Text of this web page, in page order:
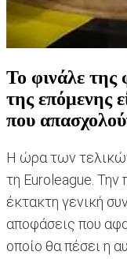
Το φινάλε της
της επόμενης
που
H ώρα των
τη Euroleague. Την
έκτακτη γενική
αποφάσεις που
οποίο θα πέσει η